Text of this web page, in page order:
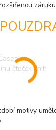
čteček knih
motivy